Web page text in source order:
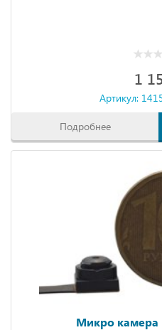
1
Артикул:
Подробнее
Микро камера